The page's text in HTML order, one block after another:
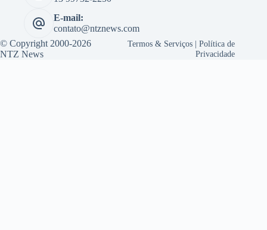
E-mail:
contato@ntznews.com
© Copyright 2000-2026
NTZ News
Termos & Serviços |Política de
Privacidade